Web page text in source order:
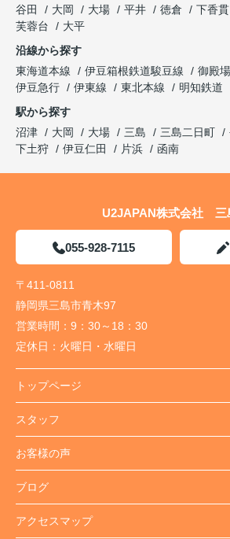
谷田
大岡 大場 平井 徳倉 下香貫
芙蓉台
大平
沿線から探す
東海道本線
伊豆箱根鉄道駿豆線 御殿
伊豆急行
伊東線 東北本線
明知鉄道
駅から探す
沼津
大岡 大場 三島 三島二日町
下土狩
伊豆仁田 片浜 函南
U2JAPAN株式会社 三
055-928-7115
〒411-0811
静岡県三島市青木97
営業時間： 9：30～18：30
定休日： 火曜日・水曜日
トップページ
スタッフ
お客様の声
ブログ
アクセスマップ